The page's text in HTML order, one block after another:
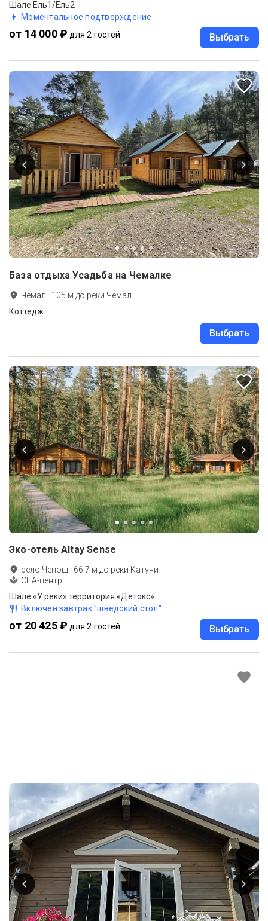
Шале Ель1/Ель2
Моментальное подтверждение
от 14 000 ₽ для 2 гостей Выбрать
База отдыха Усадьба на Чемалке
Чемал · 105 м до реки Чемал
Коттедж
Выбрать
Эко-отель Altay Sense
село Чепош · 66.7 м до реки Катуни
СПА-центр
Шале «У реки» территория «Детокс»
Включен завтрак "шведский стол"
от 20 425 ₽ для 2 гостей Выбрать